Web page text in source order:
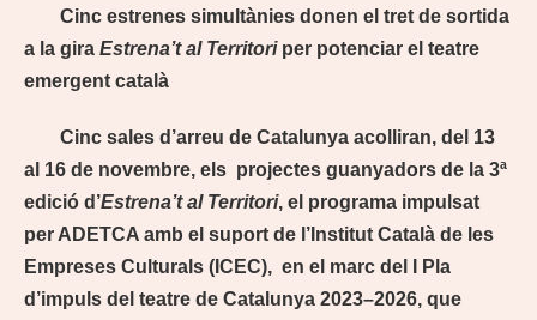
Cinc estrenes simultànies donen el tret de sortida
a la gira Estrena’t al Territoriper potenciar el teatre
emergent català
Cinc sales d’arreu de Catalunya acolliran, del 13
al 16 de novembre, els projectes guanyadors de la 3ª
edició d’Estrena’t al Territori, el programa impulsat
per ADETCA amb el suport de l’Institut Català de les
Empreses Culturals (ICEC), en el marc del I Pla
d’impuls del teatre de Catalunya 2023–2026, que